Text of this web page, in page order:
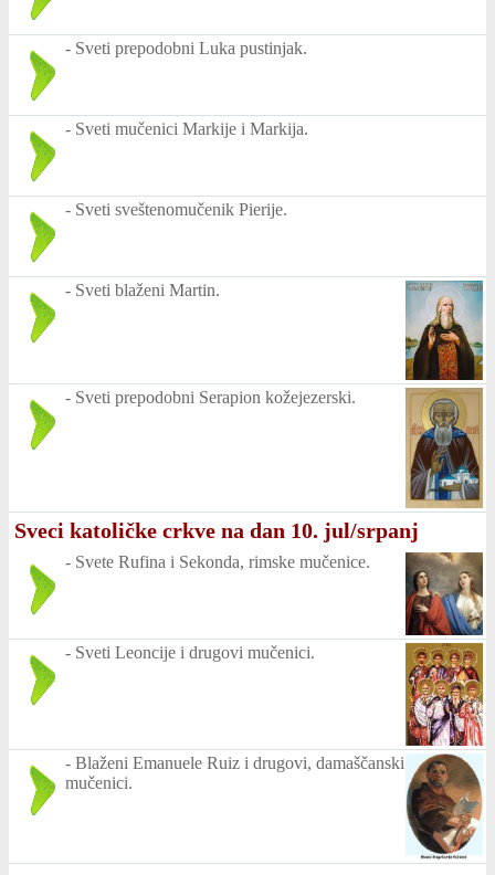
- Sveti prepodobni Luka pustinjak.
- Sveti mučenici Markije i Markija.
- Sveti sveštenomučenik Pierije.
- Sveti blaženi Martin.
- Sveti prepodobni Serapion kožejezerski.
Sveci katoličke crkve na dan 10. jul/srpanj
- Svete Rufina i Sekonda, rimske mučenice.
- Sveti Leoncije i drugovi mučenici.
- Blaženi Emanuele Ruiz i drugovi, damaščanski
mučenici.